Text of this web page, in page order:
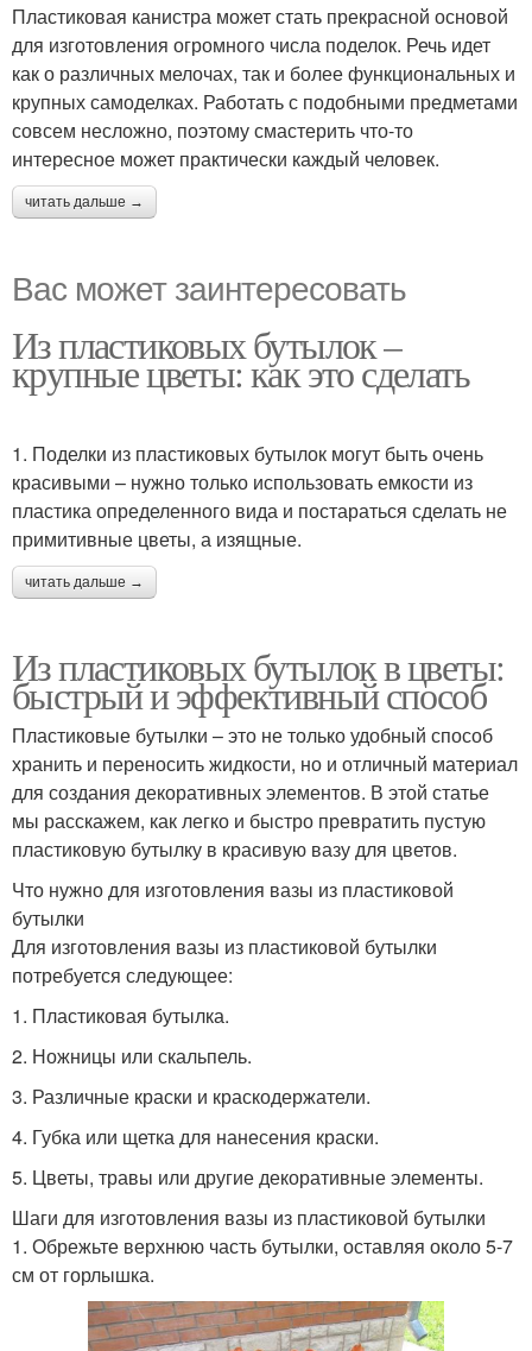
Пластиковая канистра может стать прекрасной основой
для изготовления огромного числа поделок. Речь идет
как о различных мелочах, так и более функциональных и
крупных самоделках. Работать с подобными предметами
совсем несложно, поэтому смастерить что-то
интересное может практически каждый человек.
читать дальше →
Вас может заинтересовать
Из пластиковых бутылок –
крупные цветы: как это сделать
1. Поделки из пластиковых бутылок могут быть очень
красивыми – нужно только использовать емкости из
пластика определенного вида и постараться сделать не
примитивные цветы, а изящные.
читать дальше →
Из пластиковых бутылок в цветы:
быстрый и эффективный способ
Пластиковые бутылки – это не только удобный способ
хранить и переносить жидкости, но и отличный материал
для создания декоративных элементов. В этой статье
мы расскажем, как легко и быстро превратить пустую
пластиковую бутылку в красивую вазу для цветов.
Что нужно для изготовления вазы из пластиковой
бутылки
Для изготовления вазы из пластиковой бутылки
потребуется следующее:
1. Пластиковая бутылка.
2. Ножницы или скальпель.
3. Различные краски и краскодержатели.
4. Губка или щетка для нанесения краски.
5. Цветы, травы или другие декоративные элементы.
Шаги для изготовления вазы из пластиковой бутылки
1. Обрежьте верхнюю часть бутылки, оставляя около 5-7
см от горлышка.